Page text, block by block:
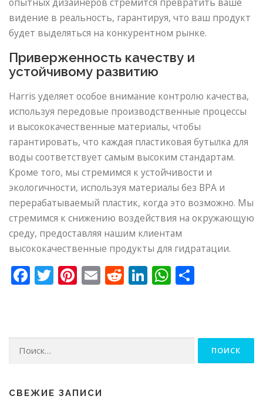
опытных дизайнеров стремится превратить ваше
видение в реальность, гарантируя, что ваш продукт
будет выделяться на конкурентном рынке.
Приверженность качеству и
устойчивому развитию
Harris уделяет особое внимание контролю качества,
используя передовые производственные процессы
и высококачественные материалы, чтобы
гарантировать, что каждая пластиковая бутылка для
воды соответствует самым высоким стандартам.
Кроме того, мы стремимся к устойчивости и
экологичности, используя материалы без BPA и
перерабатываемый пластик, когда это возможно. Мы
стремимся к снижению воздействия на окружающую
среду, предоставляя нашим клиентам
высококачественные продукты для гидратации.
Facebook
Twitter
Pinterest
EmailReddit
LinkedIn
WhatsApp
Найти:
СВЕЖИЕ ЗАПИСИ